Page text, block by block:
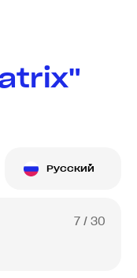
Русский
7 / 30